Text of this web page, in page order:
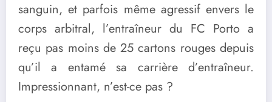
sanguin, et parfois même agressif envers le
corps arbitral, l’entraîneur du FC Porto a
reçu pas moins de 25 cartons rouges depuis
qu’il a entamé sa carrière d’entraîneur.
Impressionnant, n’est-ce pas ?